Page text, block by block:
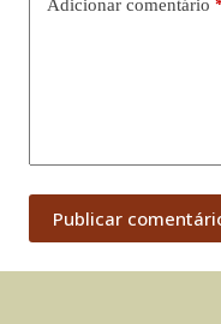
Adicionar comentário
Publicar